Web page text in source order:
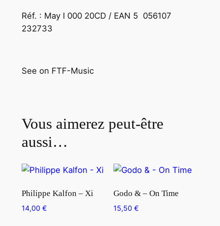
Réf. : May I 000 20CD / EAN 5 056107
232733
See on FTF-Music
Vous aimerez peut-être
aussi…
Philippe Kalfon – Xi
14,00 €
Godo & – On Time
15,50€